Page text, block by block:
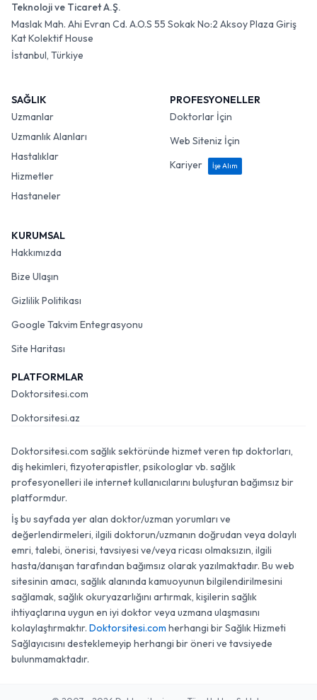
Teknoloji ve Ticaret A.Ş.
Maslak Mah. Ahi Evran Cd. A.O.S 55 Sokak No:2 Aksoy Plaza Giriş
Kat Kolektif House
İstanbul, Türkiye
SAĞLIK
Uzmanlar
Uzmanlık Alanları
Hastalıklar
Hizmetler
Hastaneler
PROFESYONELLER
Doktorlar İçin
Web Siteniz İçin
Kariyer
İşe Alım
KURUMSAL
Hakkımızda
Bize Ulaşın
Gizlilik Politikası
Google Takvim Entegrasyonu
Site Haritası
PLATFORMLAR
Doktorsitesi.com
Doktorsitesi.az
Doktorsitesi.com sağlık sektöründe hizmet veren tıp doktorları,
diş hekimleri, fizyoterapistler, psikologlar vb. sağlık
profesyonelleri ile internet kullanıcılarını buluşturan bağımsız bir
platformdur.
İş bu sayfada yer alan doktor/uzman yorumları ve
değerlendirmeleri, ilgili doktorun/uzmanın doğrudan veya dolaylı
emri, talebi, önerisi, tavsiyesi ve/veya ricası olmaksızın, ilgili
hasta/danışan tarafından bağımsız olarak yazılmaktadır. Bu web
sitesinin amacı, sağlık alanında kamuoyunun bilgilendirilmesini
sağlamak, sağlık okuryazarlığını artırmak, kişilerin sağlık
ihtiyaçlarına uygun en iyi doktor veya uzmana ulaşmasını
kolaylaştırmaktır. Doktorsitesi.com herhangi bir Sağlık Hizmeti
Sağlayıcısını desteklemeyip herhangi bir öneri ve tavsiyede
bulunmamaktadır.